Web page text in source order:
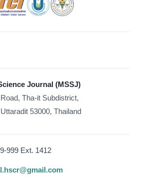
Journal (MSSJ)
Tha-it Subdistrict,
53000, Thailand
999 Ext. 1412